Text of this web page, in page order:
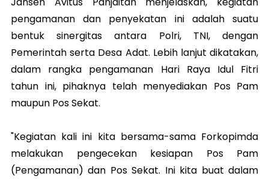
pengamanan dan penyekatan ini adalah suatu
bentuk sinergitas antara Polri, TNI, dengan
Pemerintah serta Desa Adat. Lebih lanjut dikatakan,
dalam rangka pengamanan Hari Raya Idul Fitri
tahun ini, pihaknya telah menyediakan Pos Pam
maupun Pos Sekat.
"Kegiatan kali ini kita bersama-sama Forkopimda
melakukan pengecekan kesiapan Pos Pam
(Pengamanan) dan Pos Sekat. Ini kita buat dalam